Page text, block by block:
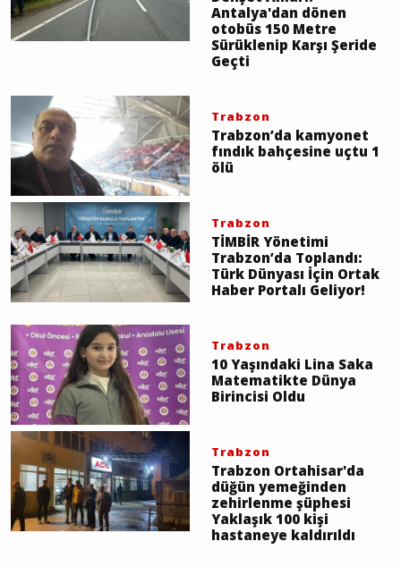
Antalya'dan dönen
otobüs 150 Metre
Sürüklenip Karşı Şeride
Geçti
Trabzon
Trabzon’da kamyonet
fındık bahçesine uçtu 1
ölü
Trabzon
TİMBİR Yönetimi
Trabzon’da Toplandı:
Türk Dünyası İçin Ortak
Haber Portalı Geliyor!
Trabzon
10 Yaşındaki Lina Saka
Matematikte Dünya
Birincisi Oldu
Trabzon
Trabzon Ortahisar'da
düğün yemeğinden
zehirlenme şüphesi
Yaklaşık 100 kişi
hastaneye kaldırıldı